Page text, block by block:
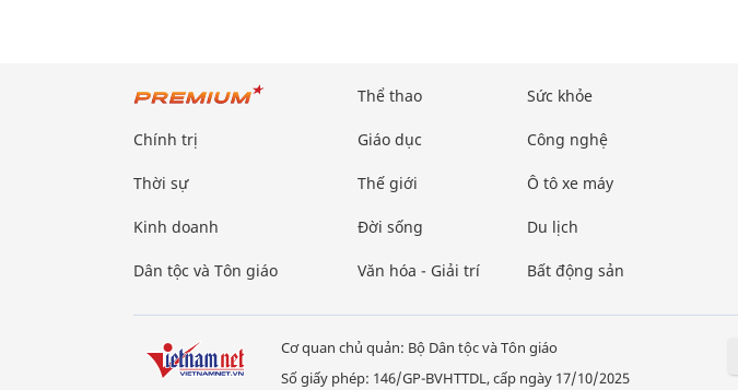
Chính trị
Thời sự
Kinh doanh
Dân tộc và Tôn giáo
Thể thao
Giáo dục
Thế giới
Đời sống
Văn hóa - Giải trí
Sức khỏe
Công nghệ
Ô tô xe máy
Du lịch
Bất động sản
Cơ quan chủ quản: Bộ Dân tộc và Tôn giáo
Số giấy phép: 146/GP-BVHTTDL, cấp ngày 17/10/2025